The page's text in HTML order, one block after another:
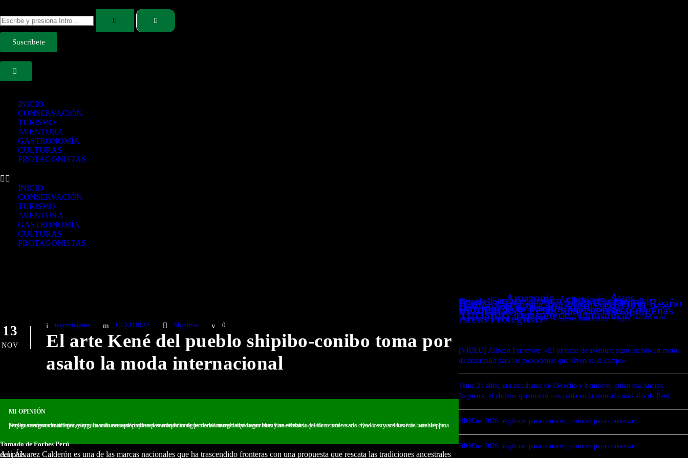
Suscríbete
INICIO
CONSERVACIÓN
TURISMO
AVENTURA
GASTRONOMÍA
CULTURAS
PROTAGONISTAS
INICIO
CONSERVACIÓN
TURISMO
AVENTURA
GASTRONOMÍA
CULTURAS
PROTAGONISTAS
13
NOV
teamviajeros CULTURAS Shipibos 0
El arte Kené del pueblo shipibo-conibo toma por
asalto la moda internacional
MI OPINIÓN
Nos gustan estos maridajes, claro, cuando estos se producen en condiciones paritarias entre sus protagonistas y no se abusa del floro innecesario. Que los trazos kené del arte shipibo-konibo se sigan conociendo y que su valía sea apreciada en los anaqueles de la moda internacional suena bien. Ese escenario puede servirle a sus creadores y artistas más notables para perpetuar una tradición que enorgullece a una nación que a pesar de tanto sigue siendo marginalizada por la cultura oficial.
Tomado de Forbes Perú
Ani Álvarez Calderón es una de las marcas nacionales que ha trascendido fronteras con una propuesta que rescata las tradiciones ancestrales del país.
Agro Alto Mayo Amazonía Arqueología Aves Bolivia
Bosques Cambio Climático Chile Ciencia Colombia
Conservacionistas Conservación Privada Cusco Eventos
Fauna Gastronomía Guardaparques Guillermo Reaño
Hoteles Humedales Machu Picchu Madre de Dios Maratón
Mar peruano Minería ilegal Mis amigos Océanos
Otro mundo es posible Patrimonio Peruanistas
Peruchos & Peruchas Pueblos indígenas
Rainforest Expeditions Reservas marinas San Martín Tambopata
Turismo Turismo de Naturaleza Turismo rural
Viajero de la semana Viajeros Viajeros inmortales Viajes
Áreas Protegidas
[VIDEO] Alfredo Ferreyros: «El turismo de aventura sigue siendo un motor
de desarrollo para las poblaciones que viven en el campo»
Tenía 21 años, era estudiante de Derecho y bombero: quién era Andrés
Regueira, el chileno que murió tras caída en la montaña más alta de Perú
BIOEne 2026: explorar para conocer, conocer para conservar
BIOEne 2026: explorar para conocer, conocer para conservar